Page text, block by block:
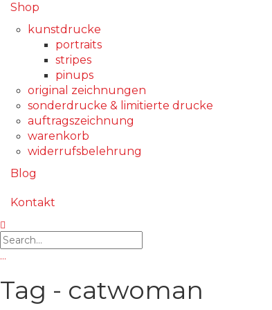
Shop
kunstdrucke
portraits
stripes
pinups
original zeichnungen
sonderdrucke & limitierte drucke
auftragszeichnung
warenkorb
widerrufsbelehrung
Blog
Kontakt
…
Tag - catwoman